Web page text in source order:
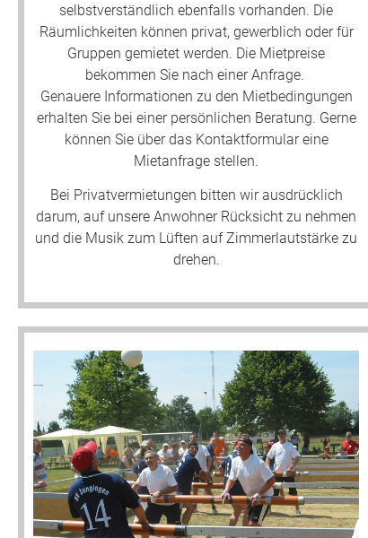
selbstverständlich ebenfalls vorhanden. Die
Räumlichkeiten können privat, gewerblich oder für
Gruppen gemietet werden. Die Mietpreise
bekommen Sie nach einer Anfrage.
Genauere Informationen zu den Mietbedingungen
erhalten Sie bei einer persönlichen Beratung. Gerne
können Sie über das Kontaktformular eine
Mietanfrage stellen.
Bei Privatvermietungen bitten wir ausdrücklich
darum, auf unsere Anwohner Rücksicht zu nehmen
und die Musik zum Lüften auf Zimmerlautstärke zu
drehen.